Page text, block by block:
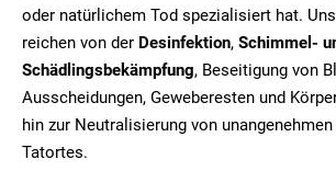
oder natürlichem Tod spezialisiert hat.
reichen von der Desinfektion, Schimmel-
Schädlingsbekämpfung, Beseitigung von
Ausscheidungen, Geweberesten und
hin zur Neutralisierung von
Tatortes.